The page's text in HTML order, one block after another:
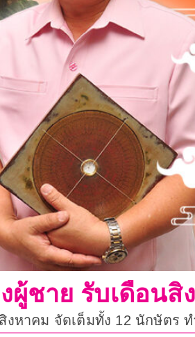
ผู้ชาย รับเดือน
หาคม จัดเต็มทั้ง 12 นักษัตร ท